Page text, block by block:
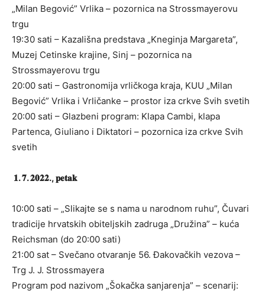
„Milan Begović” Vrlika – pozornica na Strossmayerovu
trgu
19:30 sati – Kazališna predstava „Kneginja Margareta”,
Muzej Cetinske krajine, Sinj – pozornica na
Strossmayerovu trgu
20:00 sati – Gastronomija vrličkoga kraja, KUU „Milan
Begović” Vrlika i Vrličanke – prostor iza crkve Svih svetih
20:00 sati – Glazbeni program: Klapa Cambi, klapa
Partenca, Giuliano i Diktatori – pozornica iza crkve Svih
svetih
𝟏. 𝟕. 𝟐𝟎𝟐𝟐., 𝐩𝐞𝐭𝐚𝐤
10:00 sati – „Slikajte se s nama u narodnom ruhu”, Čuvari
tradicije hrvatskih obiteljskih zadruga „Družina” – kuća
Reichsman (do 20:00 sati)
21:00 sat – Svečano otvaranje 56. Đakovačkih vezova –
Trg J. J. Strossmayera
Program pod nazivom „Šokačka sanjarenja” – scenarij: